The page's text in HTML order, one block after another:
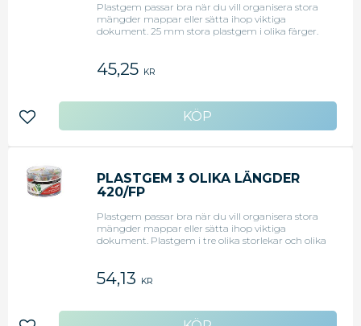
Plastgem passar bra när du vill organisera stora
mängder mappar eller sätta ihop viktiga
dokument. 25 mm stora plastgem i olika färger.
fästa anteckningar eller etiketter på mappar.
Plastgemen förstör inte pappret när du fäster
Polystyren - Antal: 500 stycken - Färg: Blandade
färger - Mått: 25 mm -
45,25 KR
Lägg till i favoriter
PLASTGEM 3 OLIKA LÄNGDER
420/FP
Plastgem passar bra när du vill organisera stora
mängder mappar eller sätta ihop viktiga
dokument. Plastgem i tre olika storlekar och olika
fästa anteckningar eller etiketter på mappar.
Plastgemen förstör inte pappret när du fäster
storlekar - Antal: 420 stycken - Färg: Blandade
54,13 KR